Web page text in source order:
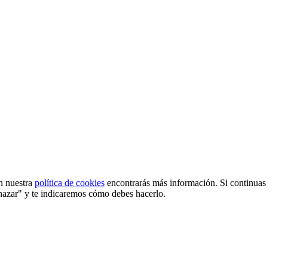
nuestra política de cookies encontrarás más información. Si continuas
y te indicaremos cómo debes hacerlo.